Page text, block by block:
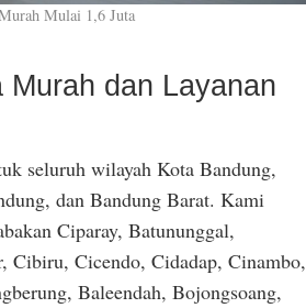
Mulai 1,6 Juta
Murah dan Layanan
seluruh wilayah Kota Bandung,
dan Bandung Barat. Kami
Ciparay, Batununggal,
Cibiru, Cicendo, Cidadap, Cinambo,
Baleendah, Bojongsoang,